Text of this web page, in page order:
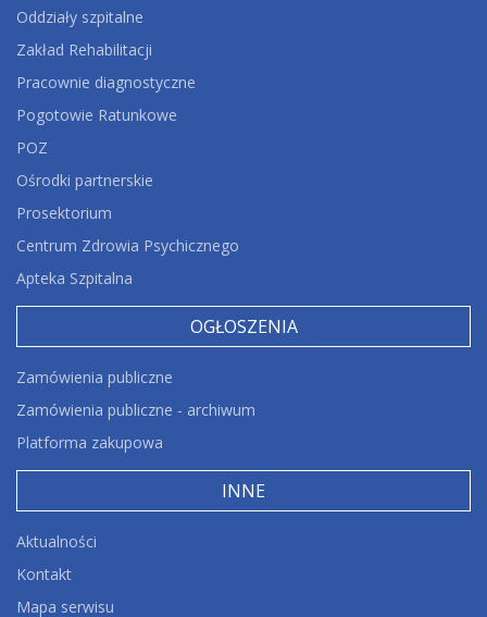
Oddziały szpitalne
Zakład Rehabilitacji
Pracownie diagnostyczne
Pogotowie Ratunkowe
POZ
Ośrodki partnerskie
Prosektorium
Centrum Zdrowia Psychicznego
Apteka Szpitalna
OGŁOSZENIA
Zamówienia publiczne
Zamówienia publiczne - archiwum
Platforma zakupowa
INNE
Aktualności
Kontakt
Mapa serwisu